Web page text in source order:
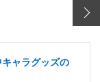
ャラグッズの